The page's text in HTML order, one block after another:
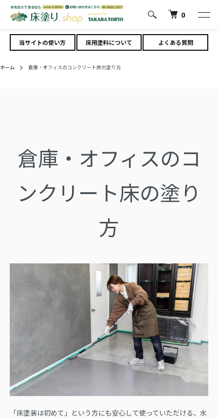
0
当サイトの使い方 床用塗料について よくある質問
ホーム 倉庫・オフィスのコンクリート床の塗り方
倉庫・オフィスのコ
ンクリート床の塗り
方
「床塗装は初めて」という方にも安心して使っていただける、水